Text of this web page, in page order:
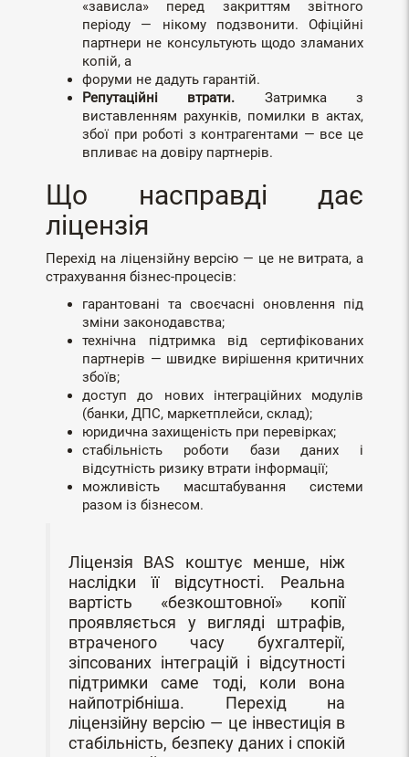
«зависла» перед закриттям звітного
періоду — нікому подзвонити. Офіційні
партнери не консультують щодо зламаних
копій, а
форуми не дадуть гарантій.
Репутаційні втрати. Затримка з
виставленням рахунків, помилки в актах,
збої при роботі з контрагентами — все це
впливає на довіру партнерів.
Що насправді дає
ліцензія
Перехід на ліцензійну версію — це не витрата, а
страхування бізнес-процесів:
гарантовані та своєчасні оновлення під
зміни законодавства;
технічна підтримка від сертифікованих
партнерів — швидке вирішення критичних
збоїв;
доступ до нових інтеграційних модулів
(банки, ДПС, маркетплейси, склад);
юридична захищеність при перевірках;
стабільність роботи бази даних і
відсутність ризику втрати інформації;
можливість масштабування системи
разом із бізнесом.
Ліцензія BAS коштує менше, ніж
наслідки її відсутності. Реальна
вартість «безкоштовної» копії
проявляється у вигляді штрафів,
втраченого часу бухгалтерії,
зіпсованих інтеграцій і відсутності
підтримки саме тоді, коли вона
найпотрібніша. Перехід на
ліцензійну версію — це інвестиція в
стабільність, безпеку даних і спокій